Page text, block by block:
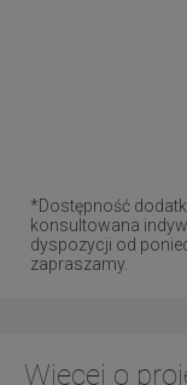
*Dostępność
konsultowana
dyspozycji od
zapraszamy.
Więcej o